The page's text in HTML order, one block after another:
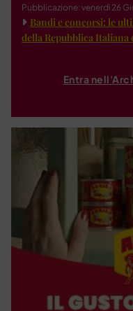
Pubblicazione: venerdì 26
Bandi e concorsi: le
della Repubblica Italiana
Entra